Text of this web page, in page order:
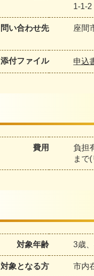
1-1-2
問い合わせ先
座
メ
添付ファイル 申込
費用
負担
まで
対象年齢 3歳
対象となる方 市内